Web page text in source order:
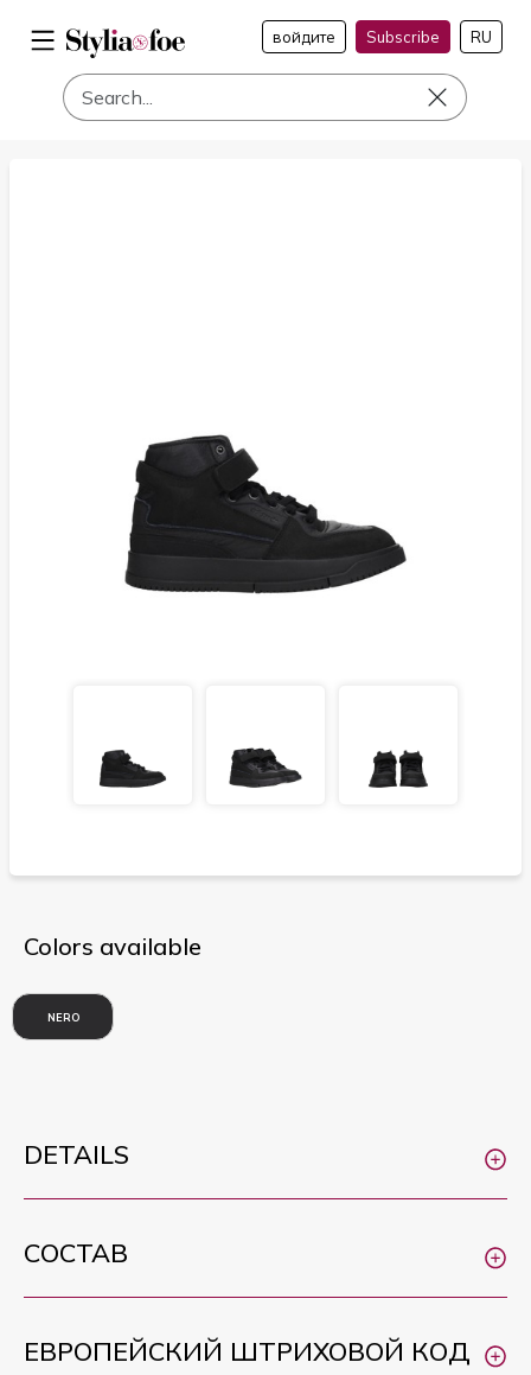
войдите Subscribe RU
Colors available
NERO
DETAILS
СОСТАВ
ЕВРОПЕЙСКИЙ ШТРИХОВОЙ КОД